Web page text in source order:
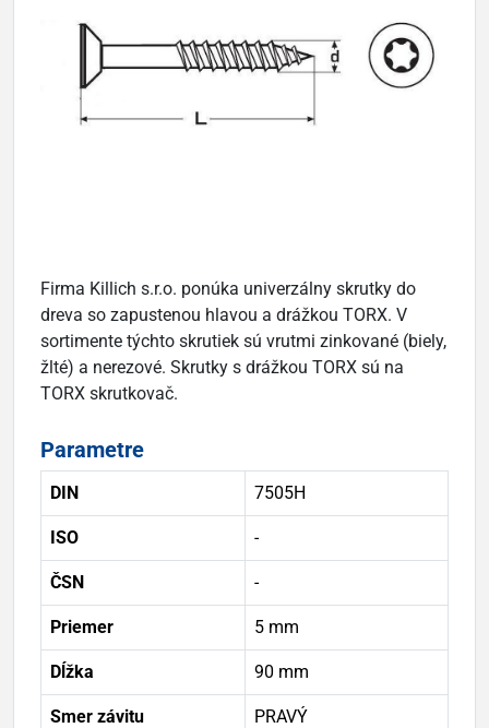
Firma Killich s.r.o. ponúka univerzálny skrutky do
dreva so zapustenou hlavou a drážkou TORX. V
sortimente týchto skrutiek sú vrutmi zinkované (biely,
žlté) a nerezové. Skrutky s drážkou TORX sú na
TORX skrutkovač.
Parametre
DIN 7505H
ISO -
ČSN -
Priemer 5 mm
Dĺžka 90 mm
Smer závitu PRAVÝ